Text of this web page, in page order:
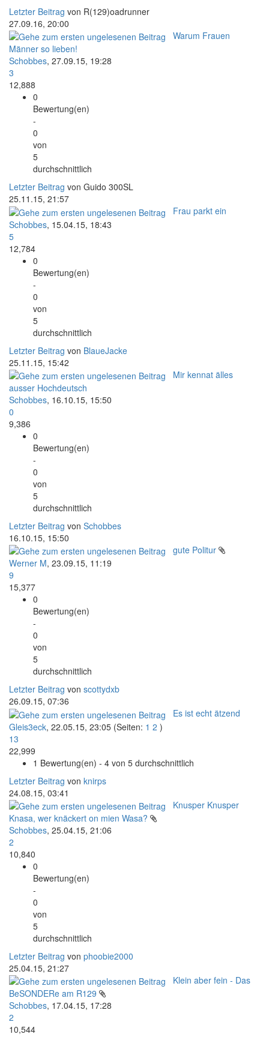
Letzter Beitrag von R(129)oadrunner
27.09.16, 20:00
Warum Frauen
Männer so lieben!
Schobbes, 27.09.15, 19:28
3
12,888
0
Bewertung(en)
-
0
von
5
durchschnittlich
Letzter Beitrag von Guido 300SL
25.11.15, 21:57
Frau parkt ein
Schobbes, 15.04.15, 18:43
5
12,784
0
Bewertung(en)
-
0
von
5
durchschnittlich
Letzter Beitrag von BlaueJacke
25.11.15, 15:42
Mir kennat älles
ausser Hochdeutsch
Schobbes, 16.10.15, 15:50
0
9,386
0
Bewertung(en)
-
0
von
5
durchschnittlich
Letzter Beitrag von Schobbes
16.10.15, 15:50
gute Politur
Werner M, 23.09.15, 11:19
9
15,377
0
Bewertung(en)
-
0
von
5
durchschnittlich
Letzter Beitrag von scottydxb
26.09.15, 07:36
Es ist echt ätzend
Gleis3eck, 22.05.15, 23:05 (Seiten: 1 2 )
13
22,999
1 Bewertung(en) - 4 von 5 durchschnittlich
Letzter Beitrag von knirps
24.08.15, 03:41
Knusper Knusper
Knasa, wer knäckert on mien Wasa?
Schobbes, 25.04.15, 21:06
2
10,840
0
Bewertung(en)
-
0
von
5
durchschnittlich
Letzter Beitrag von phoobie2000
25.04.15, 21:27
Klein aber fein - Das
BeSONDERe am R129
Schobbes, 17.04.15, 17:28
2
10,544